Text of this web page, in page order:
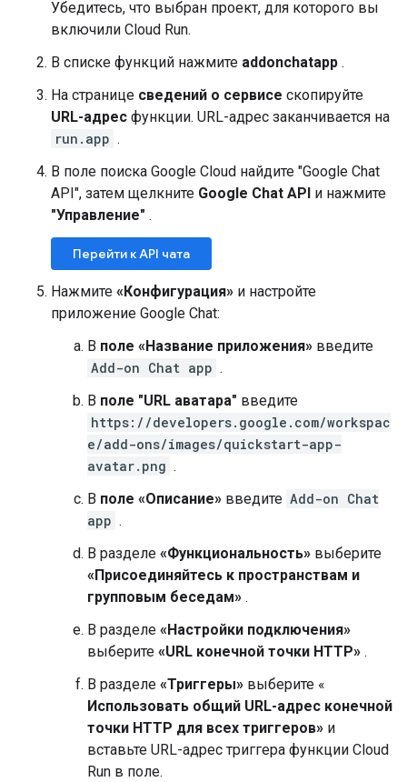
Убедитесь, что выбран проект, для которого вы
включили Cloud Run.
В списке функций нажмите addonchatapp .
На странице сведений о сервисе скопируйте
URL-адрес функции. URL-адрес заканчивается на
run.app .
В поле поиска Google Cloud найдите "Google Chat
API", затем щелкните Google Chat API и нажмите
"Управление" .
Перейти к API чата
Нажмите «Конфигурация» и настройте
приложение Google Chat:
В поле «Название приложения» введите
Add-on Chat app .
В поле "URL аватара" введите
https://developers.google.com/workspac
e/add-ons/images/quickstart-app-
avatar.png .
В поле «Описание» введите Add-on Chat
app .
В разделе «Функциональность» выберите
«Присоединяйтесь к пространствам и
групповым беседам» .
В разделе «Настройки подключения»
выберите «URL конечной точки HTTP» .
В разделе «Триггеры» выберите «
Использовать общий URL-адрес конечной
точки HTTP для всех триггеров» и
вставьте URL-адрес триггера функции Cloud
Run в поле.